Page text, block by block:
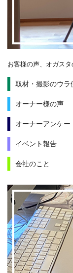
お客様の声、オガス
取材・撮影のウラ
オーナー様の声
オーナーアンケー
イベント報告
会社のこと